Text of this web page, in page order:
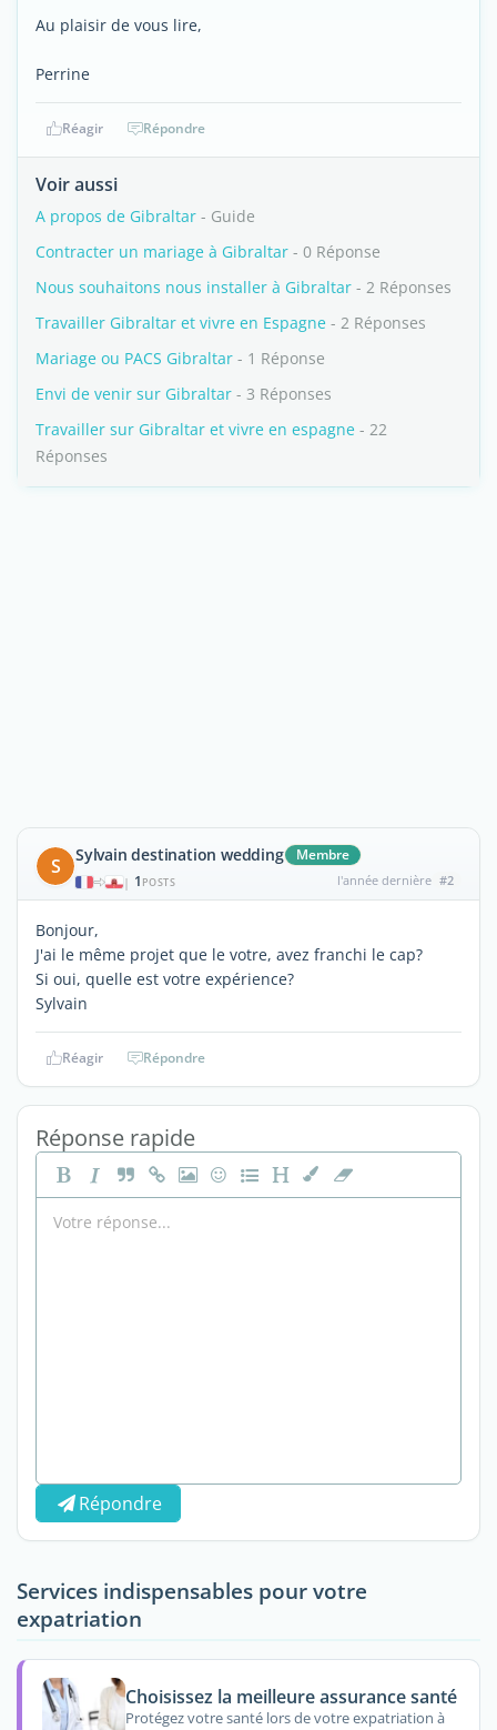
Au plaisir de vous lire,
Perrine
Réagir Répondre
Voir aussi
A propos de Gibraltar - Guide
Contracter un mariage à Gibraltar - 0 Réponse
Nous souhaitons nous installer à Gibraltar - 2 Réponses
Travailler Gibraltar et vivre en Espagne - 2 Réponses
Mariage ou PACS Gibraltar - 1 Réponse
Envi de venir sur Gibraltar - 3 Réponses
Travailler sur Gibraltar et vivre en espagne - 22
Réponses
S Sylvain destination wedding Membre
| 1 POSTS l'année dernière #2
Bonjour,
J'ai le même projet que le votre, avez franchi le cap?
Si oui, quelle est votre expérience?
Sylvain
Réagir Répondre
Réponse rapide
Répondre
Services indispensables pour votre
expatriation
Choisissez la meilleure assurance santé
Protégez votre santé lors de votre expatriation à